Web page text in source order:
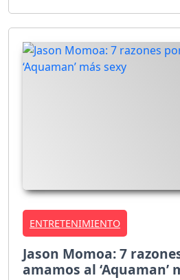
ENTRETENIMIENTO
Jason Momoa: 7
amamos al ‘Aquaman’